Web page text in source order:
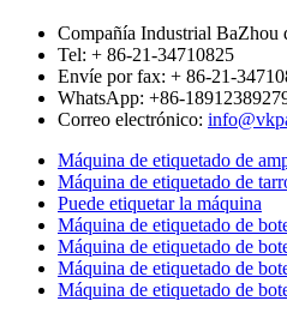
Compañía Industrial BaZhou
Tel: + 86-21-34710825
Envíe por fax: + 86-21-
WhatsApp: +86-
Correo electrónico:
Máquina de etiquetado de
Máquina de etiquetado de
Puede etiquetar la máquina
Máquina de etiquetado de
Máquina de etiquetado de
Máquina de etiquetado de
Máquina de etiquetado de